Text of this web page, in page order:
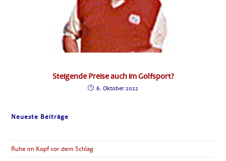
Steigende Preise auch im Golfsport?
6. Oktober 2022
Neueste Beiträge
Ruhe im Kopf vor dem Schlag